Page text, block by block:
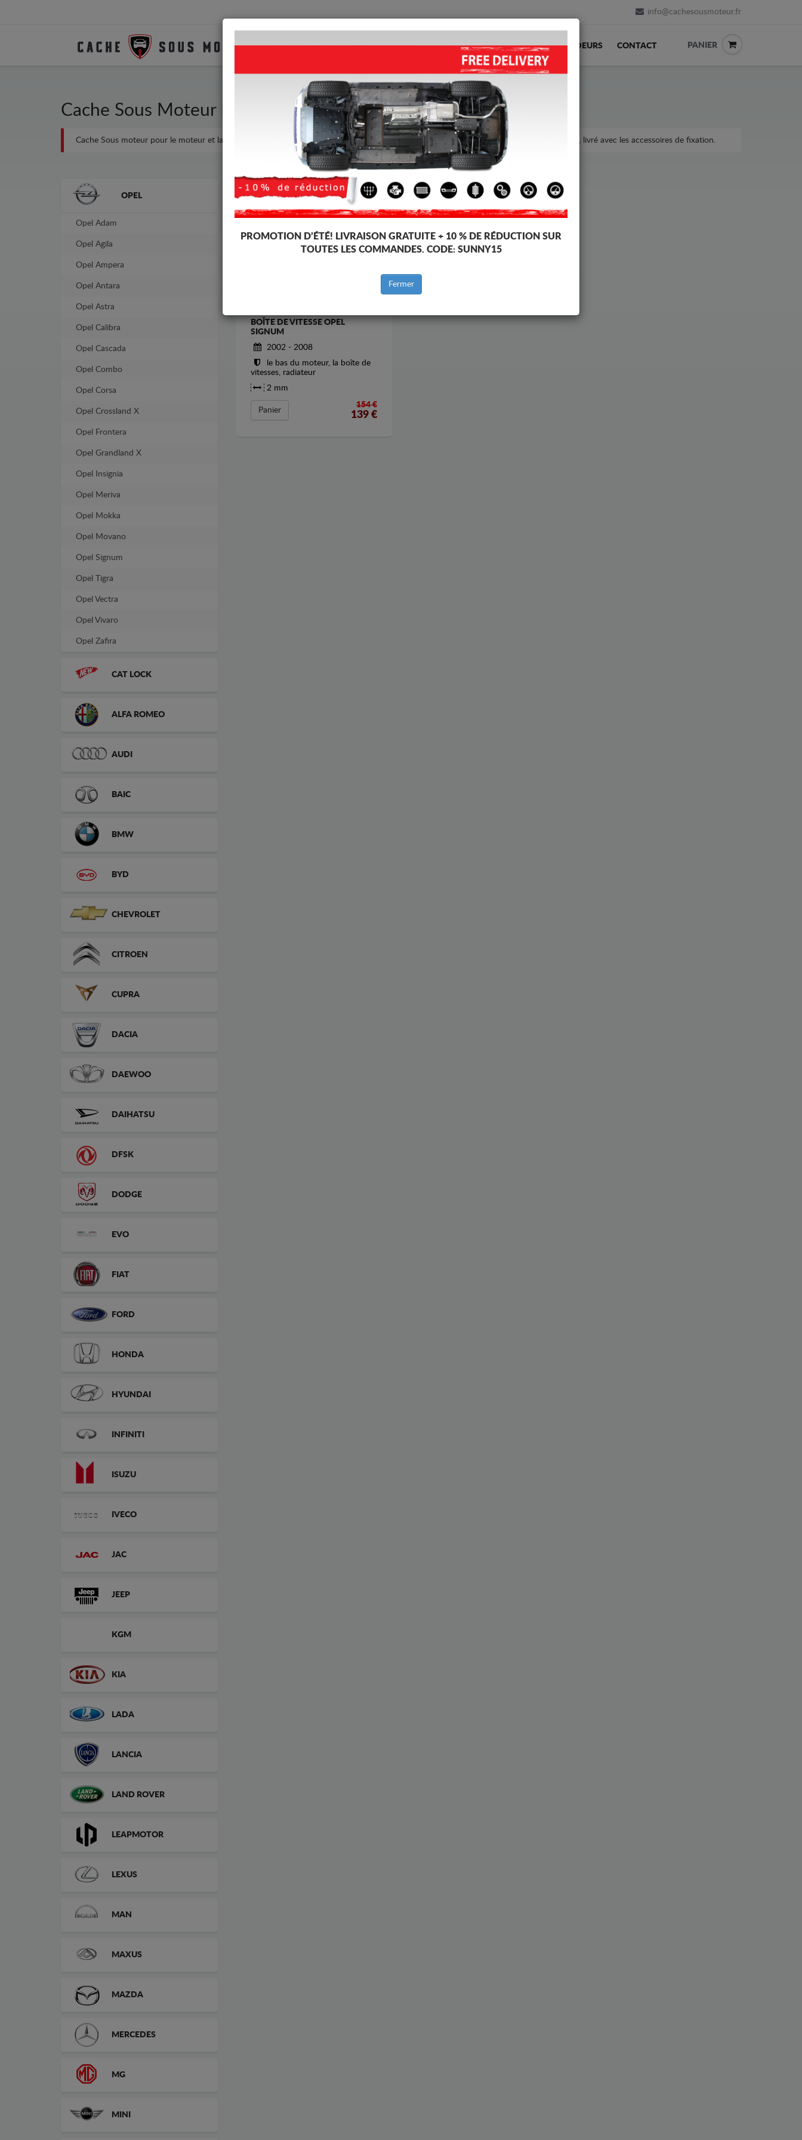
info@cachesousmoteur.fr
PROTECTION ACCUEIL LIVRAISON AVIS REVENDEURS CONTACT PANIER
Cache Sous Moteur Métallique Opel Signum
Cache Sous moteur pour le moteur et la boîte de vitesses, dédiée aux voitures Opel Signum. Il est monté sans modifications sur la voiture, livré avec les accessoires de fixation.
Marques OPEL
Opel Adam
Opel Agila
Opel Ampera
Opel Antara
Opel Astra
Opel Calibra
Opel Cascada
Opel Combo
Opel Corsa
Opel Crossland X
Opel Frontera
Opel Grandland X
Opel Insignia
Opel Meriva
Opel Mokka
Opel Movano
Opel Signum
Opel Tigra
Opel Vectra
Opel Vivaro
Opel Zafira
CAT LOCK
ALFA ROMEO
AUDI
BAIC
BMW
BYD
CHEVROLET
CITROEN
CUPRA
DACIA
DAEWOO
DAIHATSU
DFSK
DODGE
EVO
FIAT
FORD
HONDA
HYUNDAI
INFINITI
ISUZU
IVECO
JAC
JEEP
KGM
KIA
LADA
LANCIA
LAND ROVER
LEAPMOTOR
LEXUS
MAN
MAXUS
MAZDA
MERCEDES
MG
MINI
-10%
BOÎTE DE VITESSE OPEL
SIGNUM
2002 - 2008
le bas du moteur, la boîte de
vitesses, radiateur
2 mm
Panier
154 €
139€
PROMOTION D’ÉTÉ! LIVRAISON GRATUITE + 10 % DE RÉDUCTION SUR
TOUTES LES COMMANDES. CODE: SUNNY15
Fermer